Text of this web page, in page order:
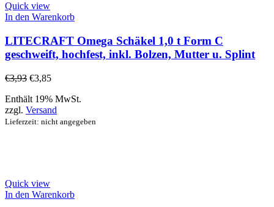
Quick view
In den Warenkorb
LITECRAFT Omega Schäkel 1,0 t Form C
geschweift, hochfest, inkl. Bolzen, Mutter u. Splint
€3,93 €3,85
Enthält 19% MwSt.
zzgl. Versand
Lieferzeit: nicht angegeben
Quick view
In den Warenkorb